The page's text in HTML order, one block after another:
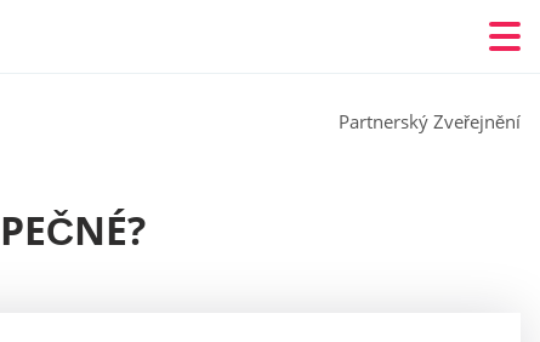
Partnerský Zveřejnění